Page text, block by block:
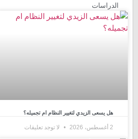
الدراسات
هل يسعى الزيدي لتغيير النظام ام تجميله؟
2 أغسطس، 2026 لا توجد تعليقات